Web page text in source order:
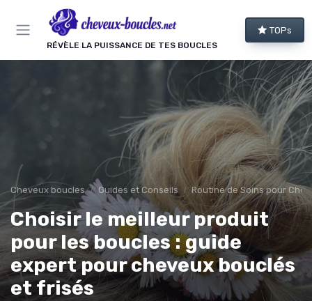
RÉVÈLE LA PUISSANCE DE TES BOUCLES
TOPs
Cheveux boucles Guides et Conseils Routine de Soins pour
Choisir le meilleur produit
pour les boucles : guide
expert pour cheveux bouclés
et frisés
Panneau de gestion des cookies